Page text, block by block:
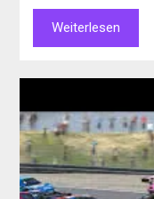
Weiterlesen